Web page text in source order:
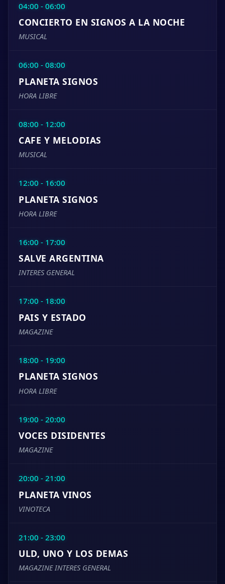
04:00 - 06:00
CONCIERTO EN SIGNOS A LA NOCHE
MUSICAL
06:00 - 08:00
PLANETA SIGNOS
HORA LIBRE
08:00 - 12:00
CAFE Y MELODIAS
MUSICAL
12:00 - 16:00
PLANETA SIGNOS
HORA LIBRE
16:00 - 17:00
SALVE ARGENTINA
INTERES GENERAL
17:00 - 18:00
PAIS Y ESTADO
MAGAZINE
18:00 - 19:00
PLANETA SIGNOS
HORA LIBRE
19:00 - 20:00
VOCES DISIDENTES
MAGAZINE
20:00 - 21:00
PLANETA VINOS
VINOTECA
21:00 - 23:00
ULD, UNO Y LOS DEMAS
MAGAZINE INTERES GENERAL